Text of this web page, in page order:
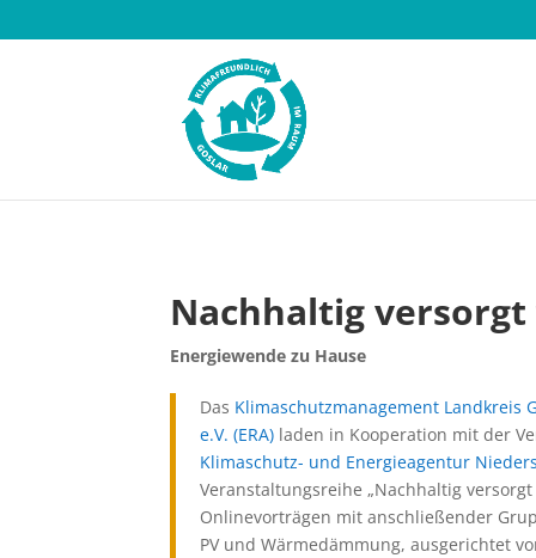
Nachhaltig
Energiewende zu Hause
Das Klimaschutzmanagement Landkreis
e.V. (ERA) laden in Kooperation mit der
Klimaschutz- und Energieagentur
Veranstaltungsreihe „Nachhaltig
Onlinevorträgen mit anschließender
PV und Wärmedämmung, ausgerichtet